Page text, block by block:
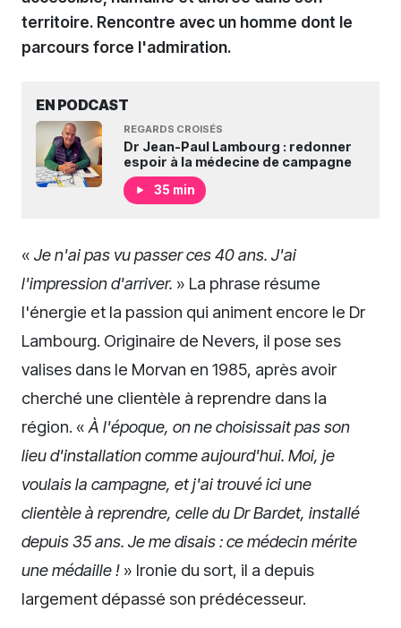
territoire. Rencontre avec un homme dont le
parcours force l'admiration.
EN PODCAST
REGARDS CROISÉS
Dr Jean-Paul Lambourg : redonner
espoir à la médecine de campagne
35 min
« Je n'ai pas vu passer ces 40 ans. J'ai
l'impression d'arriver. » La phrase résume
l'énergie et la passion qui animent encore le Dr
Lambourg. Originaire de Nevers, il pose ses
valises dans le Morvan en 1985, après avoir
cherché une clientèle à reprendre dans la
région. « À l'époque, on ne choisissait pas son
lieu d'installation comme aujourd'hui. Moi, je
voulais la campagne, et j'ai trouvé ici une
clientèle à reprendre, celle du Dr Bardet, installé
depuis 35 ans. Je me disais : ce médecin mérite
une médaille ! » Ironie du sort, il a depuis
largement dépassé son prédécesseur.